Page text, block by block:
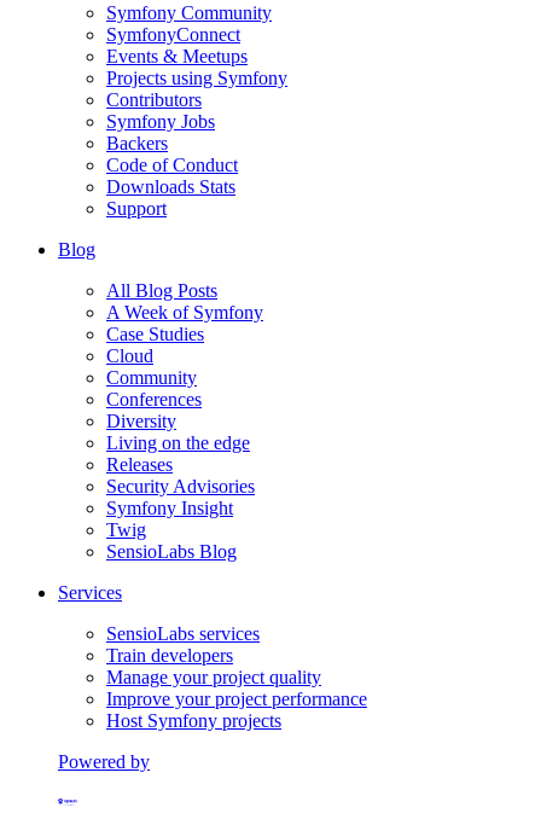
Symfony Community
SymfonyConnect
Events & Meetups
Projects using Symfony
Contributors
Symfony Jobs
Backers
Code of Conduct
Downloads Stats
Support
Blog
All Blog Posts
A Week of Symfony
Case Studies
Cloud
Community
Conferences
Diversity
Living on the edge
Releases
Security Advisories
Symfony Insight
Twig
SensioLabs Blog
Services
SensioLabs services
Train developers
Manage your project quality
Improve your project performance
Host Symfony projects
Powered by
Formerly Platform.sh